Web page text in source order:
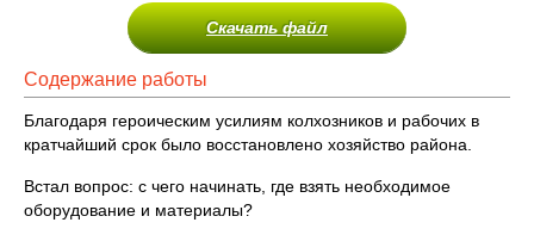
Скачать файл
Содержание работы
Благодаря героическим усилиям колхозников и рабочих в
кратчайший срок было восстановлено хозяйство района.
Встал вопрос: с чего начинать, где взять необходимое
оборудование и материалы?